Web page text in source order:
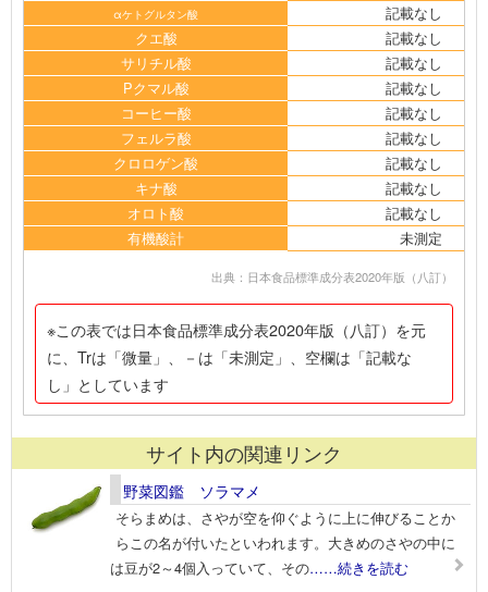
αケトグルタン酸
記載なし
クエ酸
記載なし
サリチル酸
記載なし
Pクマル酸
記載なし
コーヒー酸
記載なし
フェルラ酸
記載なし
クロロゲン酸
記載なし
キナ酸
記載なし
オロト酸
記載なし
有機酸計
未測定
出典：日本食品標準成分表2020年版（八訂）
※この表では日本食品標準成分表2020年版（八訂）を元
に、Trは「微量」、－は「未測定」、空欄は「記載な
し」としています
サイト内の関連リンク
野菜図鑑 ソラマメ
そらまめは、さやが空を仰ぐように上に伸びることか
らこの名が付いたといわれます。大きめのさやの中に
は豆が2～4個入っていて、その……続きを読む